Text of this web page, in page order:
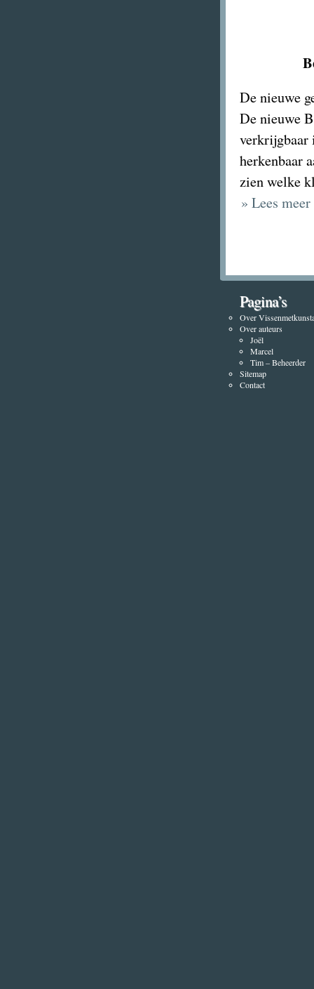
De nieuwe
De nieuwe
verkrijgbaar
herkenbaar
zien welke
» Lees
Pagina’s
Over
Over auteurs
Joël
Marcel
Tim – Beheerder
Sitemap
Contact